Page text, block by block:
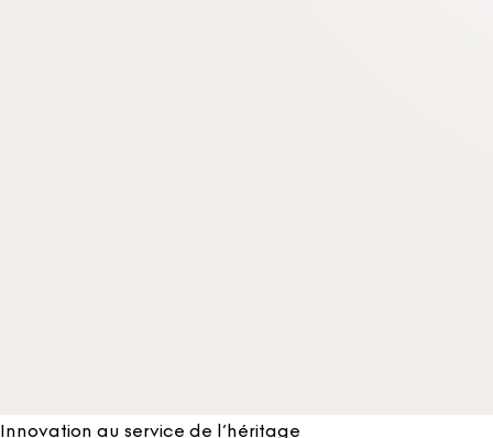
Innovation au service de l’héritage